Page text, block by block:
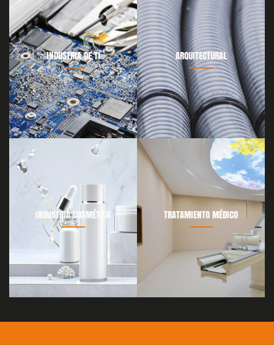
INDUSTRIA DE TI ARQUITECTURAL
INDUSTRIA COSMÉTICA TRATAMIENTO MÉDICO